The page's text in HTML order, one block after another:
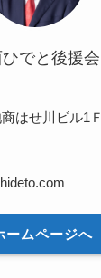
でと後援会
はせ川ビル1Ｆ
ームページへ